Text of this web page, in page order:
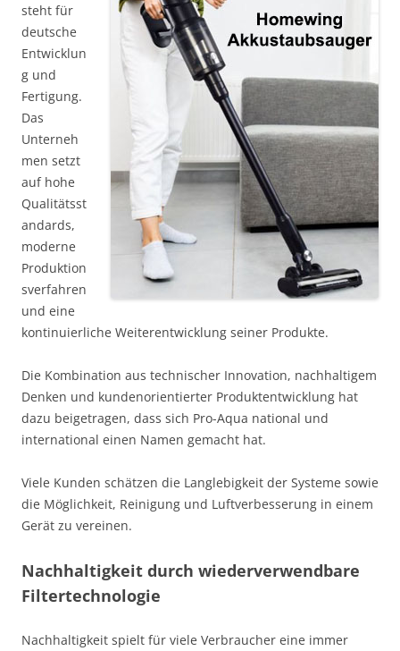
steht für
deutsche
Entwicklun
g und
Fertigung.
Das
Unterneh
men setzt
auf hohe
Qualitätsst
andards,
moderne
Produktion
sverfahren
und eine
kontinuierliche Weiterentwicklung seiner Produkte.
Die Kombination aus technischer Innovation, nachhaltigem
Denken und kundenorientierter Produktentwicklung hat
dazu beigetragen, dass sich Pro-Aqua national und
international einen Namen gemacht hat.
Viele Kunden schätzen die Langlebigkeit der Systeme sowie
die Möglichkeit, Reinigung und Luftverbesserung in einem
Gerät zu vereinen.
Nachhaltigkeit durch wiederverwendbare
Filtertechnologie
Nachhaltigkeit spielt für viele Verbraucher eine immer